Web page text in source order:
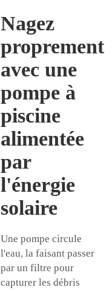
Nagez
proprement
avec une
pompe à
piscine
alimentée
par
l'énergie
solaire
Une pompe circule
l'eau, la faisant passer
par un filtre pour
capturer les débris